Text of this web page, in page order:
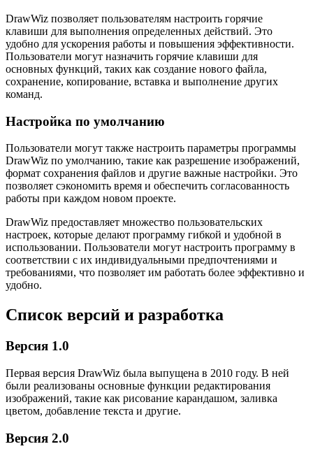
DrawWiz позволяет пользователям настроить горячие
клавиши для выполнения определенных действий. Это
удобно для ускорения работы и повышения эффективности.
Пользователи могут назначить горячие клавиши для
основных функций, таких как создание нового файла,
сохранение, копирование, вставка и выполнение других
команд.
Настройка по умолчанию
Пользователи могут также настроить параметры программы
DrawWiz по умолчанию, такие как разрешение изображений,
формат сохранения файлов и другие важные настройки. Это
позволяет сэкономить время и обеспечить согласованность
работы при каждом новом проекте.
DrawWiz предоставляет множество пользовательских
настроек, которые делают программу гибкой и удобной в
использовании. Пользователи могут настроить программу в
соответствии с их индивидуальными предпочтениями и
требованиями, что позволяет им работать более эффективно и
удобно.
Список версий и разработка
Версия 1.0
Первая версия DrawWiz была выпущена в 2010 году. В ней
были реализованы основные функции редактирования
изображений, такие как рисование карандашом, заливка
цветом, добавление текста и другие.
Версия 2.0